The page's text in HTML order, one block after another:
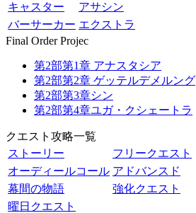
キャスター
アサシン
バーサーカー エクストラ
Final Order Projec
第2部第1章 アナスタシア
第2部第2章 ゲッテルデメルング
第2部第3章シン
第2部第4章ユガ・クシェートラ
クエスト攻略一覧
ストーリー
フリークエスト
オーディールコール アドバンスド
幕間の物語
強化クエスト
曜日クエスト